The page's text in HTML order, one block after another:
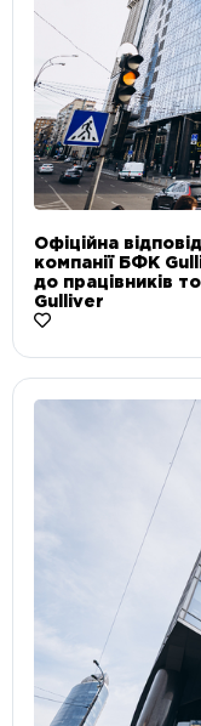
Офіційна
компанії БФК
до працівників
Gulliver